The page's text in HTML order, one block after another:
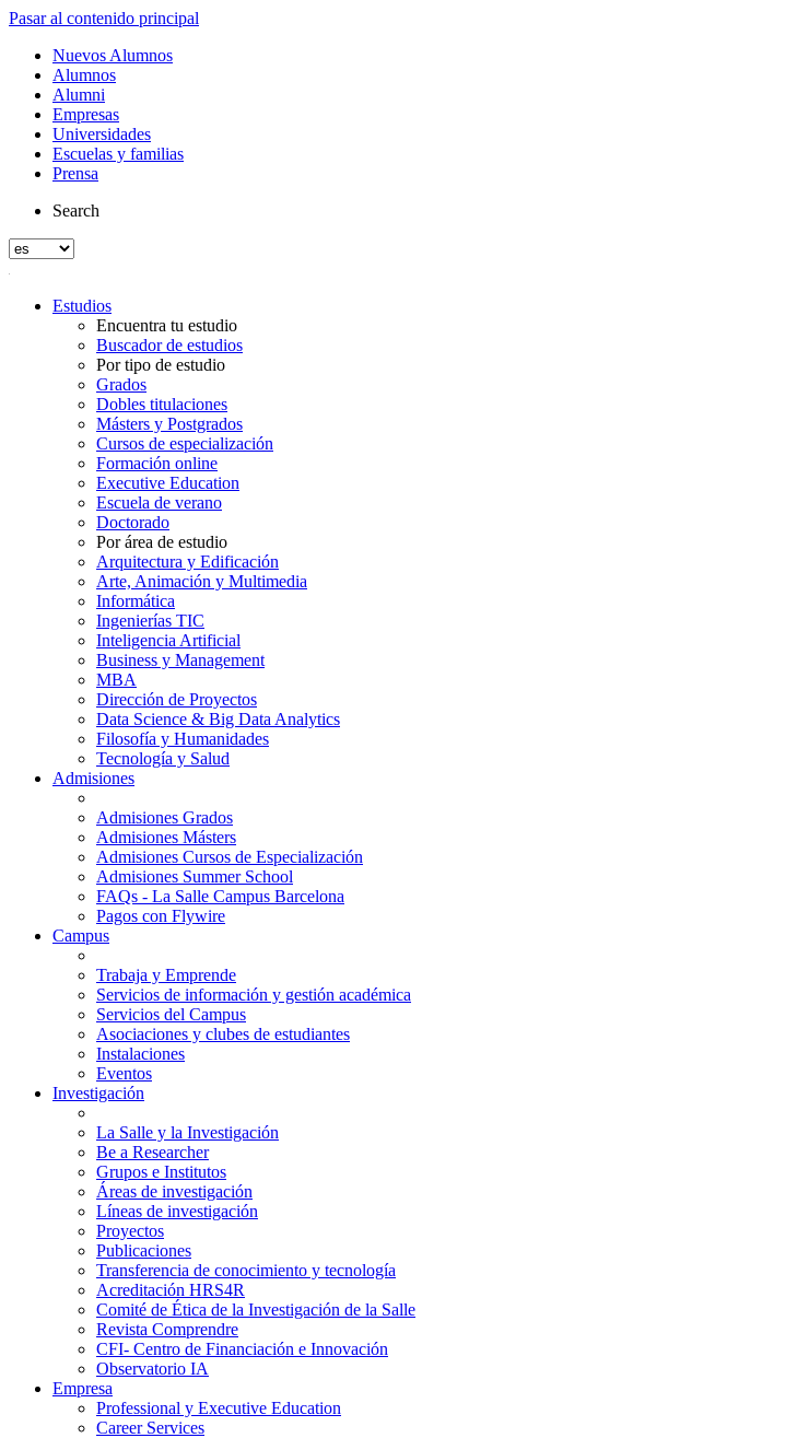
Pasar al contenido principal
Nuevos Alumnos
Alumnos
Alumni
Empresas
Universidades
Escuelas y familias
Prensa
Search
Estudios
Encuentra tu estudio
Buscador de estudios
Por tipo de estudio
Grados
Dobles titulaciones
Másters y Postgrados
Cursos de especialización
Formación online
Executive Education
Escuela de verano
Doctorado
Por área de estudio
Arquitectura y Edificación
Arte, Animación y Multimedia
Informática
Ingenierías TIC
Inteligencia Artificial
Business y Management
MBA
Dirección de Proyectos
Data Science & Big Data Analytics
Filosofía y Humanidades
Tecnología y Salud
Admisiones
Admisiones Grados
Admisiones Másters
Admisiones Cursos de Especialización
Admisiones Summer School
FAQs - La Salle Campus Barcelona
Pagos con Flywire
Campus
Trabaja y Emprende
Servicios de información y gestión académica
Servicios del Campus
Asociaciones y clubes de estudiantes
Instalaciones
Eventos
Investigación
La Salle y la Investigación
Be a Researcher
Grupos e Institutos
Áreas de investigación
Líneas de investigación
Proyectos
Publicaciones
Transferencia de conocimiento y tecnología
Acreditación HRS4R
Comité de Ética de la Investigación de la Salle
Revista Comprendre
CFI- Centro de Financiación e Innovación
Observatorio IA
Empresa
Professional y Executive Education
Career Services